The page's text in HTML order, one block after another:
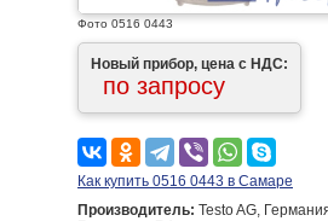
Фото 0516 0443
Новый прибор, цена с НДС:
по запросу
Как купить 0516 0443 в Самаре
Производитель: Testo AG,